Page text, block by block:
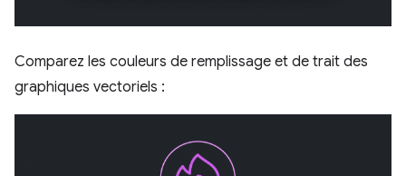
Comparez les couleurs de remplissage et de trait des
graphiques vectoriels :